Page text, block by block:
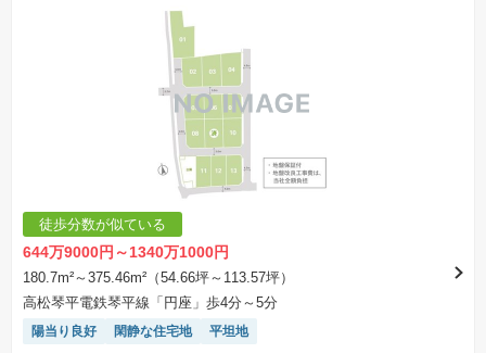
徒歩分数が似ている
644万9000円～1340万1000円
180.7m²～375.46m²（54.66坪～113.57坪）
高松琴平電鉄琴平線「円座」歩4分～5分
陽当り良好 閑静な住宅地 平坦地